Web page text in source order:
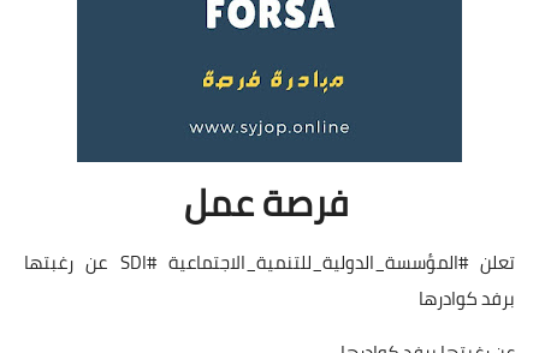
فرصة عمل
تعلن #المؤسسة_الدولية_للتنمية_الاجتماعية #SDI عن رغبتها
برفد كوادرها